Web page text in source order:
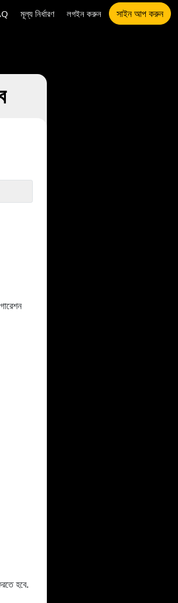
মূল্য নির্ধারণ লগইন করুন সাইন আপ করুন
হবে.